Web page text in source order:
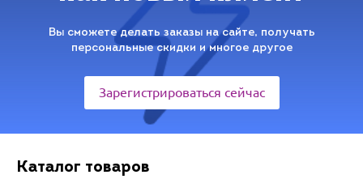
Вы сможете делать заказы на сайте, получать
персональные скидки и многое другое
Зарегистрироваться сейчас
Каталог товаров